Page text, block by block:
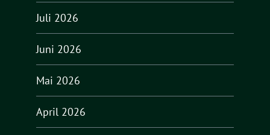
Juli 2026
Juni 2026
Mai 2026
April 2026